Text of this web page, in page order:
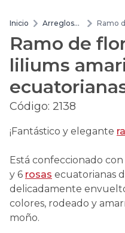
Inicio
Arreglos
Ramo
Ramo de
liliums
Código: 2138
¡Fantástico y elegante
Está confeccionado con
y 6 rosas ecuatorianas
delicadamente
colores, rodeado y
moño.